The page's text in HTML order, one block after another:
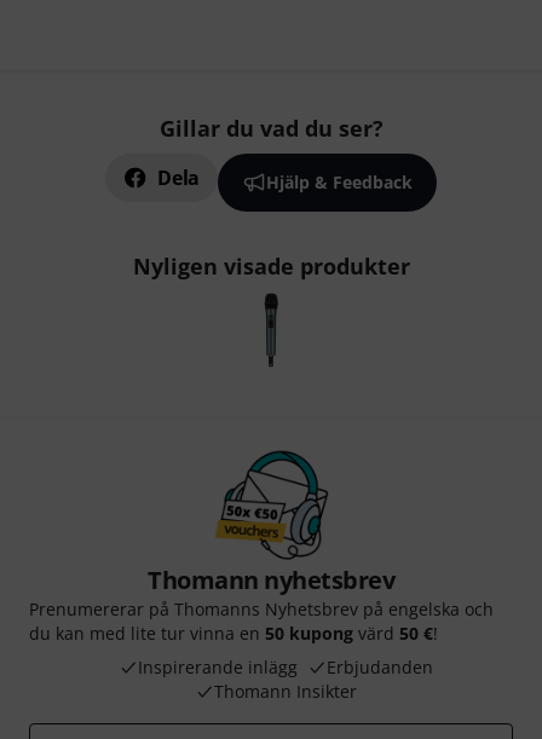
Gillar du vad du ser?
Dela Hjälp & Feedback
Nyligen visade produkter
Thomann nyhetsbrev
Prenumererar på Thomanns Nyhetsbrev på engelska och
du kan med lite tur vinna en 50 kupong värd 50 €!
Inspirerande inlägg
Erbjudanden
Thomann Insikter